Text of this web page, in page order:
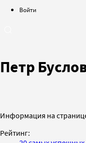
Войти
Петр
Информация на
Рейтинг: